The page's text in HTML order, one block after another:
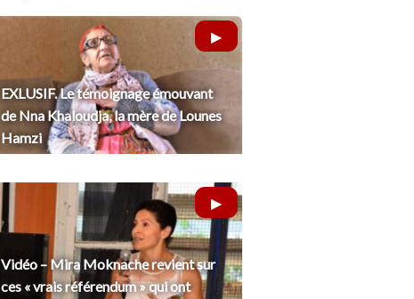
EXLUSIF. Le témoignage émouvant
de Nna Khaloudja, la mère de Lounes
Hamzi
Vidéo – Mira Moknache revient sur
ces « vrais référendum » qui ont